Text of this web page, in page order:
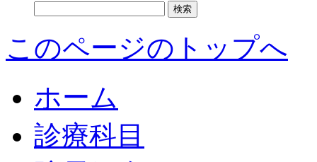
このページのトップへ
ホーム
診療科目